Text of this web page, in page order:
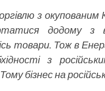
з
додому
товари. Тож в
з
бізнес на